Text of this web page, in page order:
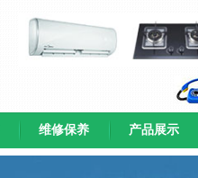
维修保养 产品展示